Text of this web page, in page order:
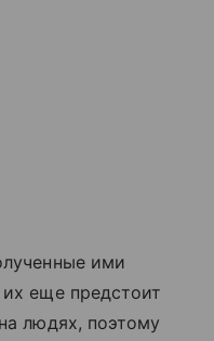
ими
их еще предстоит
людях, поэтому